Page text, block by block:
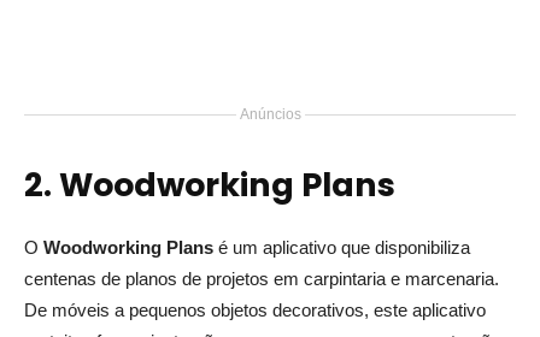
Anúncios
2. Woodworking Plans
O Woodworking Plans é um aplicativo que disponibiliza
centenas de planos de projetos em carpintaria e marcenaria.
De móveis a pequenos objetos decorativos, este aplicativo